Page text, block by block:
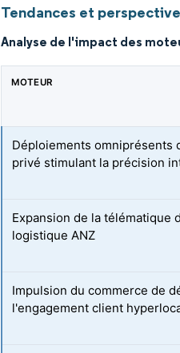
Tendances et
Analyse de l'impact des
MOTEUR
Déploiements omniprésents
privé stimulant la précision
Expansion de la télématique
logistique ANZ
Impulsion du commerce de
l'engagement client